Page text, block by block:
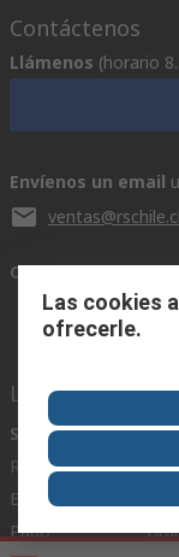
Contáctenos
Llámenos (horario
Envíenos un email
ventas@rschile.cl
Conectar con
Links de ayuda
Servicios
Registrarse
Entrega
Pago
Las cookies
ofrecerle.